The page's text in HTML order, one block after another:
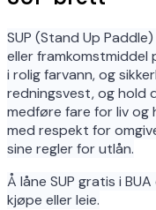
SUP (Stand Up
eller framkomstmiddel
i rolig farvann, og
redningsvest, og hold
medføre fare for liv og
med respekt for
sine regler for utlån.
Å låne SUP gratis i
kjøpe eller leie.